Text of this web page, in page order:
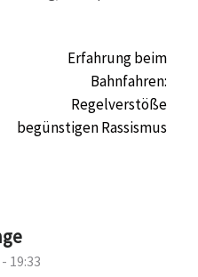
Erfahrung beim
Bahnfahren:
Regelverstöße
begünstigen Rassismus
19:33